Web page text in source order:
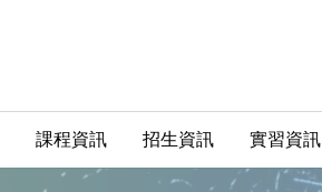
課程資訊 招生資訊 實習資訊